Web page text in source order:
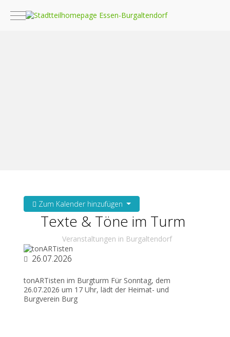
Mobile Menu Toggle
Zum Kalender hinzufügen
Texte & Töne im Turm
Veranstaltungen in Burgaltendorf
26.07.2026
tonARTisten im Burgturm Für Sonntag, dem
26.07.2026 um 17 Uhr, lädt der Heimat- und
Burgverein Burg